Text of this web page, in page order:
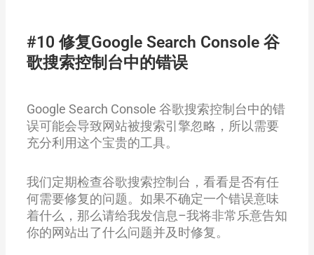
#10 修复Google Search Console 谷
歌搜索控制台中的错误
Google Search Console 谷歌搜索控制台中的错
误可能会导致网站被搜索引擎忽略，所以需要
充分利用这个宝贵的工具。
我们定期检查谷歌搜索控制台，看看是否有任
何需要修复的问题。如果不确定一个错误意味
着什么，那么请给我发信息–我将非常乐意告知
你的网站出了什么问题并及时修复。